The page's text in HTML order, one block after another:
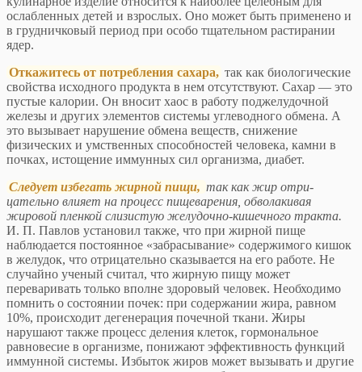
ослабленных детей и взро­слых. Оно может быть применено и
в грудничковый период при особо тщательном растирании
ядер.
Откажитесь от потребления сахара, так как биоло­гические
свойства исходного продукта в нем отсут­ствуют. Сахар — это
пустые калории. Он вносит хаос в работу поджелудочной
железы и других элементов системы углеводного обмена. А
это вызывает наруше­ние обмена веществ, снижение
физических и умствен­ных способностей человека, камни в
почках, истощение иммунных сил организма, диабет.
Следует избегать жирной пищи, так как жир отри­
цательно влияет на процесс пищеварения, обволакивая
жировой пленкой слизистую желудочно-кишечного тракта.
И. П. Павлов установил также, что при жирной пище
наблюдается постоянное «забрасывание» содер­жимого кишок
в желудок, что отрицательно сказывае­тся на его работе. Не
случайно ученый считал, что жир­ную пищу может
переваривать только вполне здоро­вый человек. Необходимо
помнить о состоянии почек: при содержании жира, равном
10%, происходит дегене­рация почечной ткани. Жиры
нарушают также процесс деления клеток, гормональное
равновесие в организме, понижают эффективность функций
иммунной системы. Избыток жиров может вызывать и другие